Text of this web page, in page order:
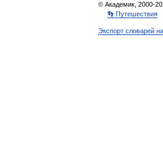
© Академик, 2000-
👣 Путешествия
Экспорт словарей